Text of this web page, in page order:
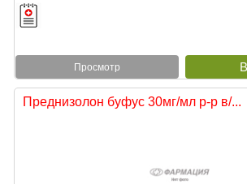
Просмотр
Преднизолон буфус 30мг/мл р-р в/...